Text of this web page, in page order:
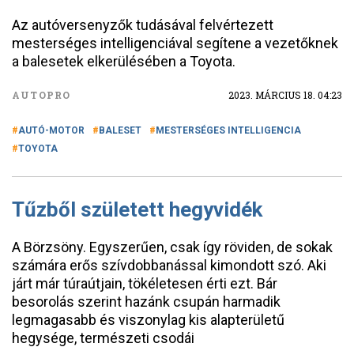
Az autóversenyzők tudásával felvértezett
mesterséges intelligenciával segítene a vezetőknek
a balesetek elkerülésében a Toyota.
AUTOPRO 2023. MÁRCIUS 18. 04:23
AUTÓ-MOTOR BALESET
MESTERSÉGES INTELLIGENCIA
TOYOTA
Tűzből született hegyvidék
A Börzsöny. Egyszerűen, csak így röviden, de sokak
számára erős szívdobbanással kimondott szó. Aki
járt már túraútjain, tökéletesen érti ezt. Bár
besorolás szerint hazánk csupán harmadik
legmagasabb és viszonylag kis alapterületű
hegysége, természeti csodái